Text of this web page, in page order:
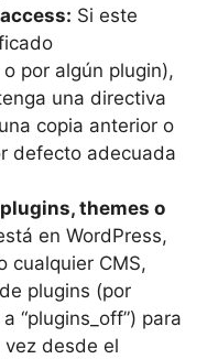
Si este
por algún plugin),
una directiva
copia anterior o
defecto adecuada
themes o
en WordPress,
cualquier CMS,
plugins (por
“plugins_off”) para
desde el